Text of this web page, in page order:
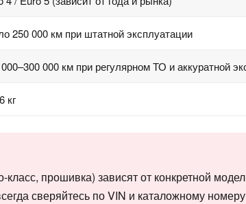
250 000 км при штатной эксплуатации
000 км при регулярном ТО и аккуратной
кг
прошивка) зависят от конкретной
сверяйтесь по VIN и каталожному